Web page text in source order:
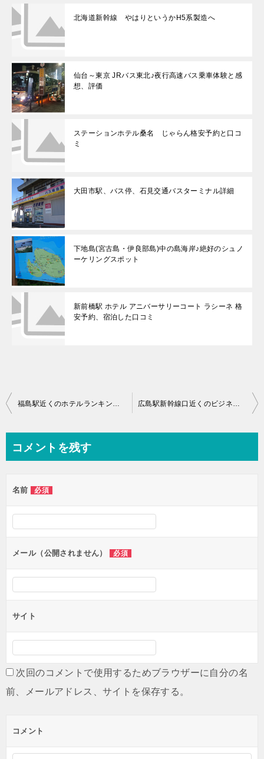
北海道新幹線 やはりというかH5系製造へ
仙台～東京 JRバス東北♪夜行高速バス乗車体験と感
想、評価
ステーションホテル桑名 じゃらん格安予約と口コ
ミ
大田市駅、バス停、石見交通バスターミナル詳細
下地島(宮古島・伊良部島)中の島海岸♪絶好のシュノ
ーケリングスポット
新前橋駅 ホテル アニバーサリーコート ラシーネ 格
安予約、宿泊した口コミ
投
ビ
ー
シ
ン
福島駅近くのホテルランキング♪福島駅そばビジネスに最適なのは？ 広島駅新幹線口近くのビジネスホテル♪東横イン広島駅新幹線口
コメントを残す
名前 必須
メール（公開されません） 必須
サイト
次回のコメントで使用するためブラウザーに自分の名
前、メールアドレス、サイトを保存する。
コメント